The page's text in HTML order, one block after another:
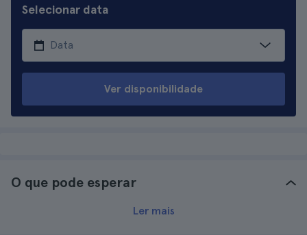
Selecionar data
Ver disponibilidade
O que pode esperar
Ler mais